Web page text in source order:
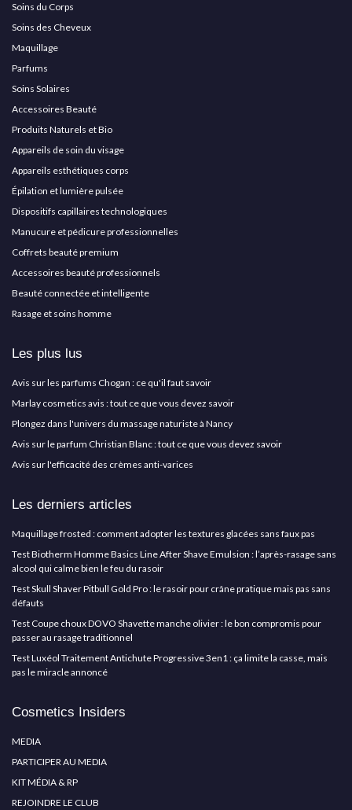
Soins du Corps
Soins des Cheveux
Maquillage
Parfums
Soins Solaires
Accessoires Beauté
Produits Naturels et Bio
Appareils de soin du visage
Appareils esthétiques corps
Épilation et lumière pulsée
Dispositifs capillaires technologiques
Manucure et pédicure professionnelles
Coffrets beauté premium
Accessoires beauté professionnels
Beauté connectée et intelligente
Rasage et soins homme
Les plus lus
Avis sur les parfums Chogan : ce qu'il faut savoir
Marlay cosmetics avis : tout ce que vous devez savoir
Plongez dans l'univers du massage naturiste à Nancy
Avis sur le parfum Christian Blanc : tout ce que vous devez savoir
Avis sur l'efficacité des crèmes anti-varices
Les derniers articles
Maquillage frosted : comment adopter les textures glacées sans faux pas
Test Biotherm Homme Basics Line After Shave Emulsion : l’après-rasage sans
alcool qui calme bien le feu du rasoir
Test Skull Shaver Pitbull Gold Pro : le rasoir pour crâne pratique mais pas sans
défauts
Test Coupe choux DOVO Shavette manche olivier : le bon compromis pour
passer au rasage traditionnel
Test Luxéol Traitement Antichute Progressive 3en1 : ça limite la casse, mais
pas le miracle annoncé
Cosmetics Insiders
MEDIA
PARTICIPER AU MEDIA
KIT MÉDIA & RP
REJOINDRE LE CLUB